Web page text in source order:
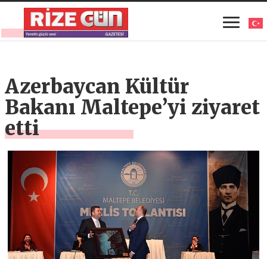
Azerbaycan Kültür
Bakanı Maltepe’yi ziyaret
etti